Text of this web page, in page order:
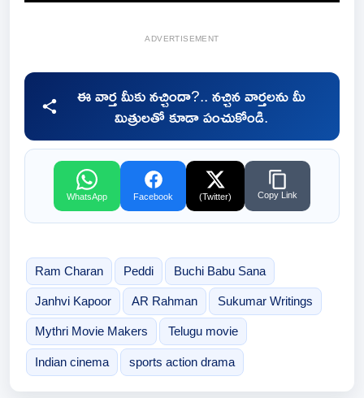
ADVERTISEMENT
ఈ వార్త మీకు నచ్చిందా?.. నచ్చిన వార్తలను మీ
మిత్రులతో కూడా పంచుకోండి.
WhatsApp Facebook (Twitter) Copy Link
Ram Charan Peddi Buchi Babu Sana
Janhvi Kapoor AR Rahman Sukumar Writings
Mythri Movie Makers Telugu movie
Indian cinema sports action drama